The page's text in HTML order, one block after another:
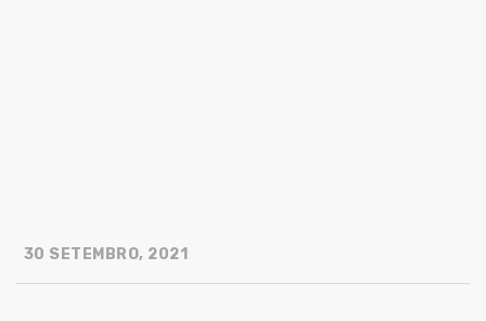
30 SETEMBRO, 2021